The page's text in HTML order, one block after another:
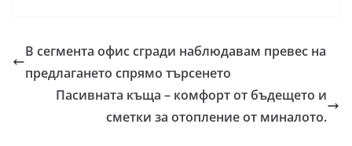
В сегмента офис сгради наблюдавам превес на
предлагането спрямо търсенето
Пасивната къща – комфорт от бъдещето и
сметки за отопление от миналото.